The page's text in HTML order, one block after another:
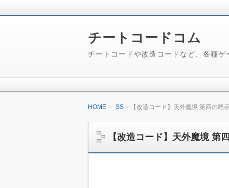
チートコードコム
チートコードや改造コードなど、各種ゲ
HOME SS 【改造コード】天外魔境 第四の黙
【改造コード】天外魔境 第